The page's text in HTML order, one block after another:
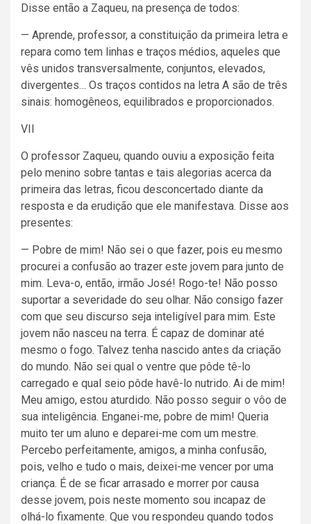
Disse então a Zaqueu, na presença de todos:
— Aprende, professor, a constituição da primeira letra e
repara como tem linhas e traços médios, aqueles que
vês unidos transversalmente, conjuntos, elevados,
divergentes… Os traços contidos na letra A são de três
sinais: homogêneos, equilibrados e proporcionados.
VII
O professor Zaqueu, quando ouviu a exposição feita
pelo menino sobre tantas e tais alegorias acerca da
primeira das letras, ficou desconcertado diante da
resposta e da erudição que ele manifestava. Disse aos
presentes:
— Pobre de mim! Não sei o que fazer, pois eu mesmo
procurei a confusão ao trazer este jovem para junto de
mim. Leva-o, então, irmão José! Rogo-te! Não posso
suportar a severidade do seu olhar. Não consigo fazer
com que seu discurso seja inteligível para mim. Este
jovem não nasceu na terra. É capaz de dominar até
mesmo o fogo. Talvez tenha nascido antes da criação
do mundo. Não sei qual o ventre que pôde tê-lo
carregado e qual seio pôde havê-lo nutrido. Ai de mim!
Meu amigo, estou aturdido. Não posso seguir o vôo de
sua inteligência. Enganei-me, pobre de mim! Queria
muito ter um aluno e deparei-me com um mestre.
Percebo perfeitamente, amigos, a minha confusão,
pois, velho e tudo o mais, deixei-me vencer por uma
criança. É de se ficar arrasado e morrer por causa
desse jovem, pois neste momento sou incapaz de
olhá-lo fixamente. Que vou respondeu quando todos